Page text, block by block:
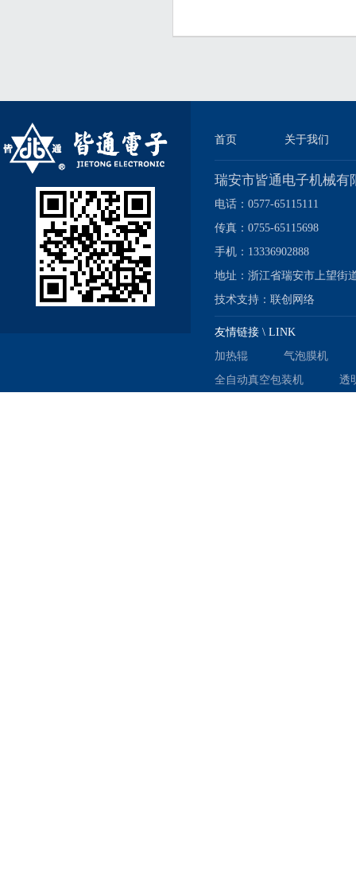
首页 关于我们
瑞安市皆通电子机械有
电话：0577-65115111
传真：0755-65115698
手机：13336902888
地址：浙江省瑞安市上望街
技术支持： 联创网络
友情链接 \ LINK
加热辊
气泡膜机
全自动真空包装机
透